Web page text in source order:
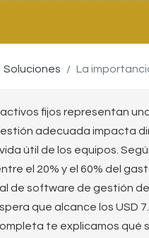
Soluciones La
fijos representan
adecuada impacta
útil de los equipos.
el 20% y el 60% del
de software de gestión
que alcance los USD
te explicamos qué